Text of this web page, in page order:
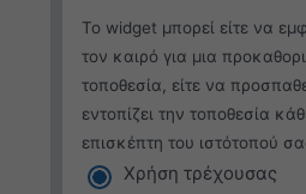
Το widget μπορεί είτε να
τον καιρό για μια
τοποθεσία, είτε να
εντοπίζει την τοποθεσία
επισκέπτη του ιστότοπού
Χρήση τρέχουσας